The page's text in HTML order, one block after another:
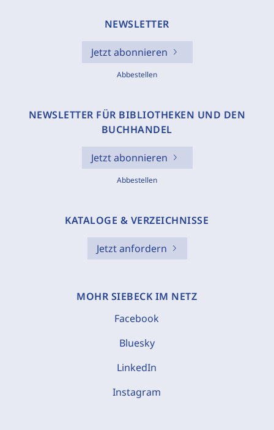
NEWSLETTER
Jetzt abonnieren
Abbestellen
NEWSLETTER FÜR BIBLIOTHEKEN UND DEN
BUCHHANDEL
Jetzt abonnieren
Abbestellen
KATALOGE & VERZEICHNISSE
Jetzt anfordern
MOHR SIEBECK IM NETZ
Facebook
Bluesky
LinkedIn
Instagram